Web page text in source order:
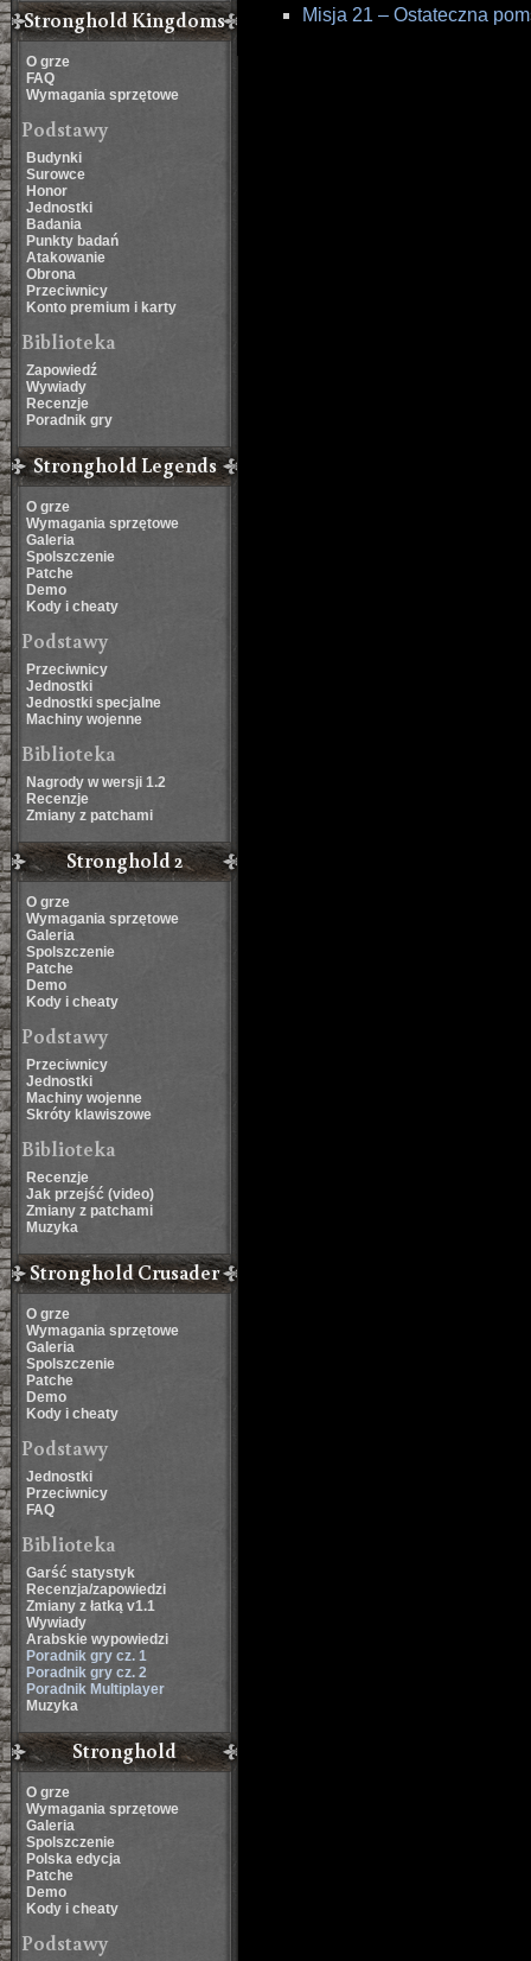
Stronghold Kingdoms
O grze
FAQ
Wymagania sprzętowe
Podstawy
Budynki
Surowce
Honor
Jednostki
Badania
Punkty badań
Atakowanie
Obrona
Przeciwnicy
Konto premium i karty
Biblioteka
Zapowiedź
Wywiady
Recenzje
Poradnik gry
Stronghold Legends
O grze
Wymagania sprzętowe
Galeria
Spolszczenie
Patche
Demo
Kody i cheaty
Podstawy
Przeciwnicy
Jednostki
Jednostki specjalne
Machiny wojenne
Biblioteka
Nagrody w wersji 1.2
Recenzje
Zmiany z patchami
Stronghold 2
O grze
Wymagania sprzętowe
Galeria
Spolszczenie
Patche
Demo
Kody i cheaty
Podstawy
Przeciwnicy
Jednostki
Machiny wojenne
Skróty klawiszowe
Biblioteka
Recenzje
Jak przejść (video)
Zmiany z patchami
Muzyka
Stronghold Crusader
O grze
Wymagania sprzętowe
Galeria
Spolszczenie
Patche
Demo
Kody i cheaty
Podstawy
Jednostki
Przeciwnicy
FAQ
Biblioteka
Garść statystyk
Recenzja/zapowiedzi
Zmiany z łatką v1.1
Wywiady
Arabskie wypowiedzi
Poradnik gry cz. 1
Poradnik gry cz. 2
Poradnik Multiplayer
Muzyka
Stronghold
O grze
Wymagania sprzętowe
Galeria
Spolszczenie
Polska edycja
Patche
Demo
Kody i cheaty
Podstawy
Misja 21 – Ostateczna